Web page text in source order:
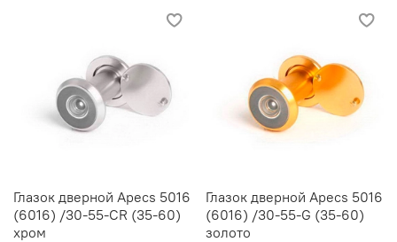
Глазок дверной Apecs 5016
(6016) /30-55-CR (35-60)
хром
Глазок дверной Apecs 5016
(6016) /30-55-G (35-60)
золото